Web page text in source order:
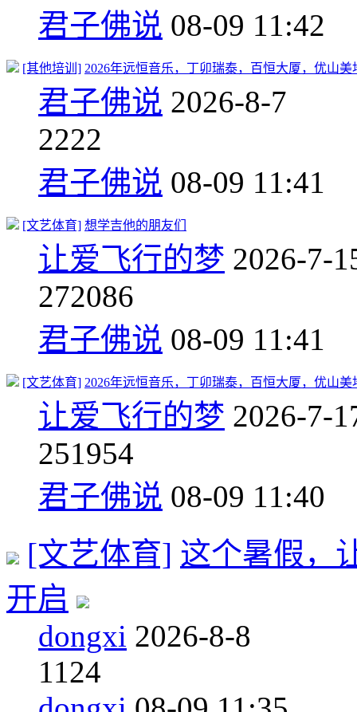
君子佛说 08-09 11:42
[其他培训] 2026年远恒音乐，丁卯瑞泰，百恒大厦，优山美
君子佛说 2026-8-7
2222
君子佛说 08-09 11:41
[文艺体育] 想学吉他的朋友们
让爱飞行的梦 2026-7-
272086
君子佛说 08-09 11:41
[文艺体育] 2026年远恒音乐，丁卯瑞泰，百恒大厦，优山美
让爱飞行的梦 2026-7-
251954
君子佛说 08-09 11:40
[文艺体育] 这个暑假，
开启
dongxi 2026-8-8
1124